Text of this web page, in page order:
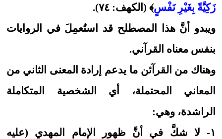
زَكِيَّةً بِغَيْرِ نَفْسٍ﴾ (الكهف: ٧٤).
ويبدو أنَّ هذا المصطلح قد استُعمِلَ في الروايات
بنفس معناه القرآني.
وهناك من القرآئن ما يدعم إرادة المعنى الثاني من
المعاني المحتملة، أي الشخصية المتكاملة
الراشدة، وهي:
١- لا شكَّ في أنَّ ظهور الإمام المهدي (عليه